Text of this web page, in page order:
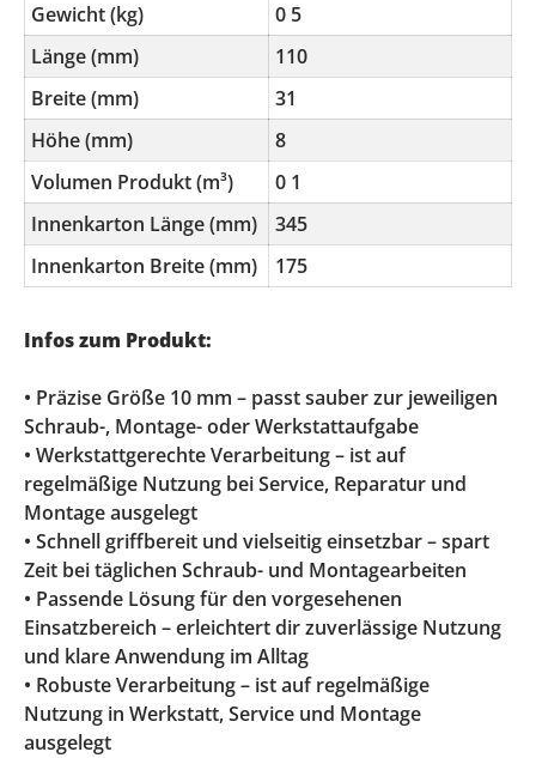
Gewicht (kg)
0 5
Länge (mm)
110
Breite (mm)
31
Höhe (mm)
8
Volumen Produkt (m³)
0 1
Innenkarton Länge (mm)
345
Innenkarton Breite (mm)
175
Infos zum Produkt:
• Präzise Größe 10 mm – passt sauber zur jeweiligen
Schraub-, Montage- oder Werkstattaufgabe
• Werkstattgerechte Verarbeitung – ist auf
regelmäßige Nutzung bei Service, Reparatur und
Montage ausgelegt
• Schnell griffbereit und vielseitig einsetzbar – spart
Zeit bei täglichen Schraub- und Montagearbeiten
• Passende Lösung für den vorgesehenen
Einsatzbereich – erleichtert dir zuverlässige Nutzung
und klare Anwendung im Alltag
• Robuste Verarbeitung – ist auf regelmäßige
Nutzung in Werkstatt, Service und Montage
ausgelegt